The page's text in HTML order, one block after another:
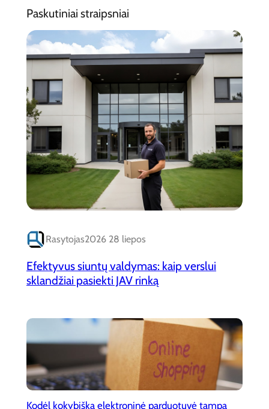
Paskutiniai straipsniai
Rasytojas2026 28 liepos
Efektyvus siuntų valdymas: kaip verslui
sklandžiai pasiekti JAV rinką
Kodėl kokybiška elektroninė parduotuvė tampa